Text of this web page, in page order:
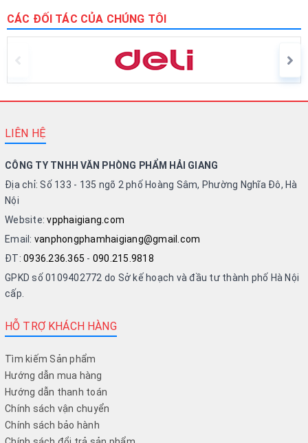
CÁC ĐỐI TÁC CỦA CHÚNG TÔI
LIÊN HỆ
CÔNG TY TNHH VĂN PHÒNG PHẨM HẢI GIANG
Địa chỉ: Số 133 - 135 ngõ 2 phố Hoàng Sâm, Phường Nghĩa Đô, Hà
Nội
Website:vpphaigiang.com
Email: vanphongphamhaigiang@gmail.com
ĐT: 0936.236.365 - 090.215.9818
GPKD số 0109402772 do Sở kế hoạch và đầu tư thành phố Hà Nội
cấp.
HỖ TRỢ KHÁCH HÀNG
Tìm kiếm Sản phẩm
Hướng dẫn mua hàng
Hướng dẫn thanh toán
Chính sách vận chuyển
Chính sách bảo hành